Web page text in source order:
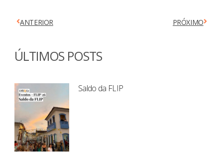
ANTERIOR PRÓXIMO
ÚLTIMOS POSTS
Saldo da FLIP